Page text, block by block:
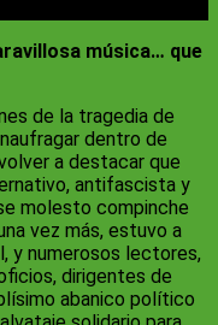
música… que
de la tragedia de
dentro de
a destacar que
antifascista y
molesto compinche
vez más, estuvo a
y numerosos lectores,
dirigentes de
abanico político